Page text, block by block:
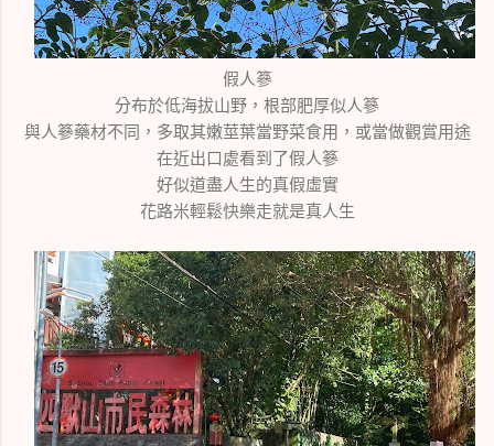
假人篸
分布於低海拔山野，根部肥厚似人篸
與人篸藥材不同，多取其嫩莖葉當野菜食用，或當做觀賞用途
在近出口處看到了假人篸
好似道盡人生的真假虛實
花路米輕鬆快樂走就是真人生